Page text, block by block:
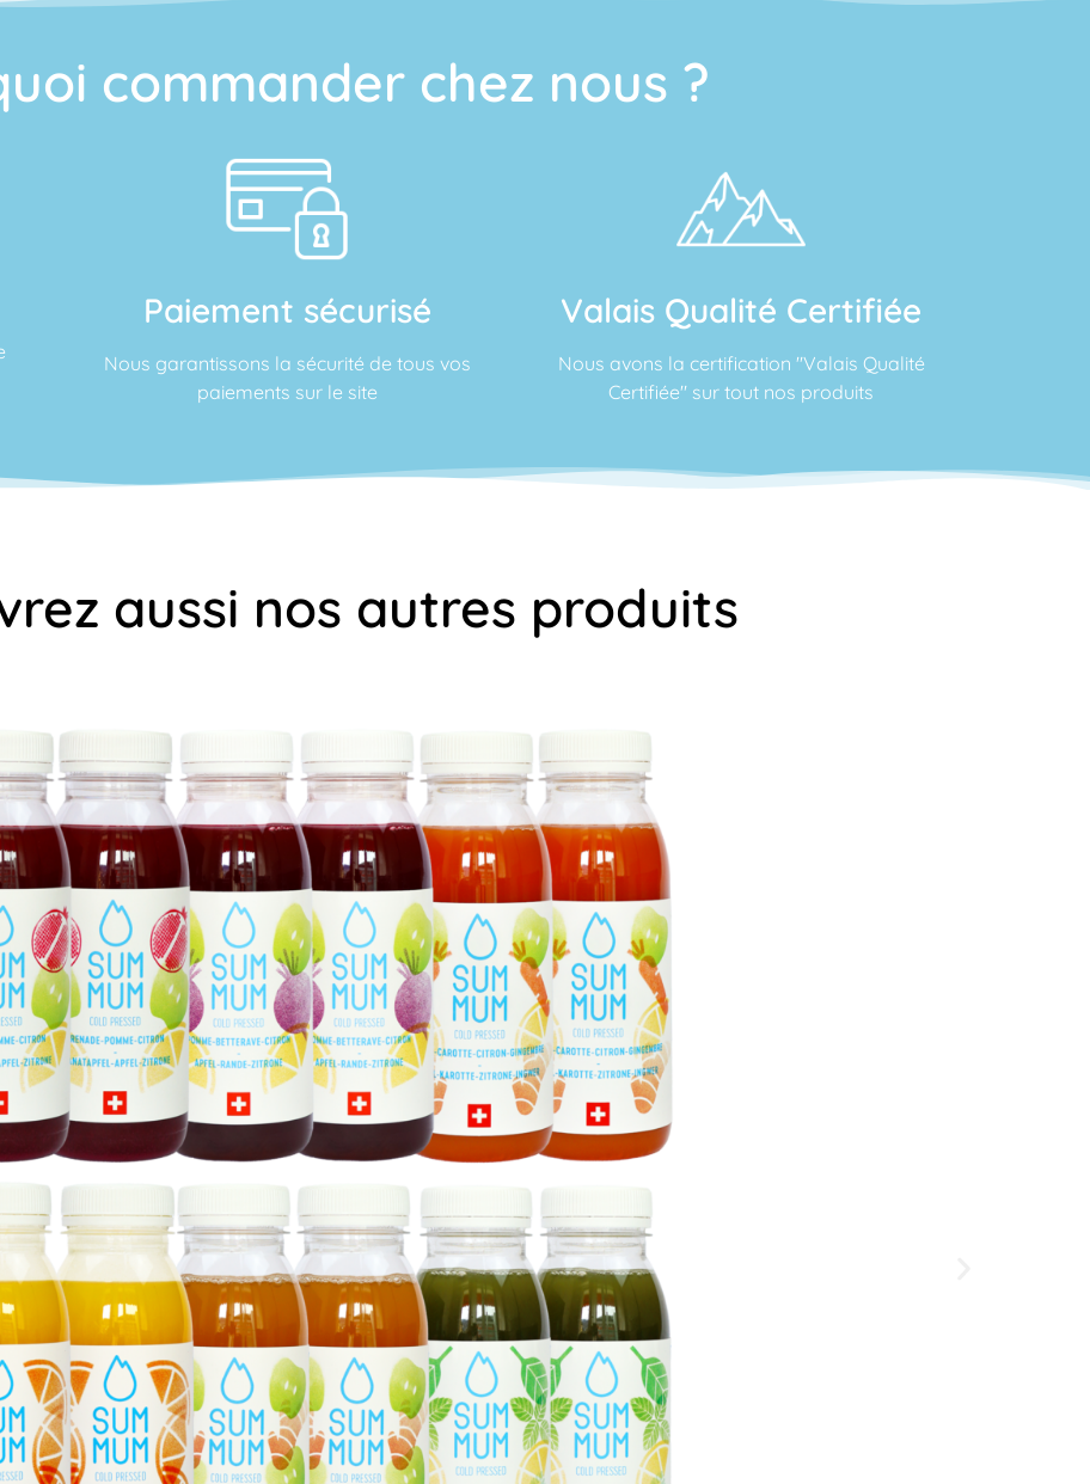
commander chez nous ?
Paiement sécurisé
Nous garantissons la sécurité de tous vos
paiements sur le site
Valais Qualité Certifiée
Nous avons la certification "Valais Qualité
Certifiée" sur tout nos produits
aussi nos autres produits